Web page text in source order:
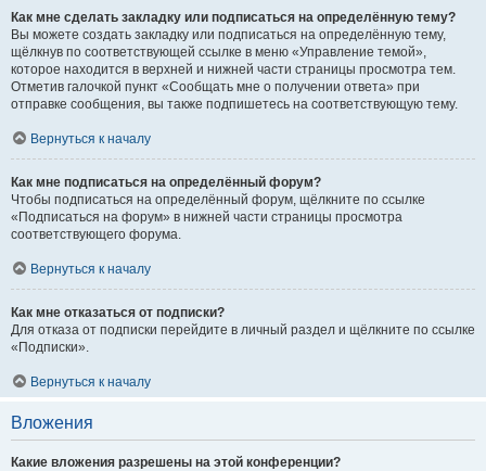
Как мне сделать закладку или подписаться на определённую тему?
Вы можете создать закладку или подписаться на определённую тему,
щёлкнув по соответствующей ссылке в меню «Управление темой»,
которое находится в верхней и нижней части страницы просмотра тем.
Отметив галочкой пункт «Сообщать мне о получении ответа» при
отправке сообщения, вы также подпишетесь на соответствующую тему.
Вернуться к началу
Как мне подписаться на определённый форум?
Чтобы подписаться на определённый форум, щёлкните по ссылке
«Подписаться на форум» в нижней части страницы просмотра
соответствующего форума.
Вернуться к началу
Как мне отказаться от подписки?
Для отказа от подписки перейдите в личный раздел и щёлкните по ссылке
«Подписки».
Вернуться к началу
Вложения
Какие вложения разрешены на этой конференции?